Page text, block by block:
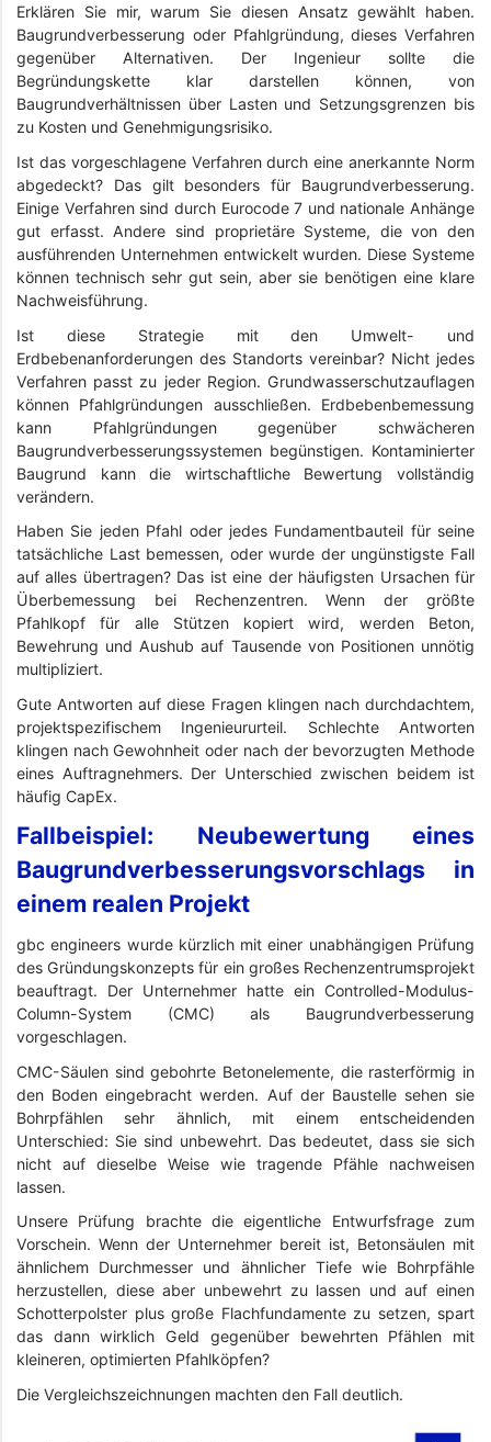
Erklären Sie mir, warum Sie diesen Ansatz gewählt haben.
Baugrundverbesserung oder Pfahlgründung, dieses Verfahren
gegenüber Alternativen. Der Ingenieur sollte die
Begründungskette klar darstellen können, von
Baugrundverhältnissen über Lasten und Setzungsgrenzen bis
zu Kosten und Genehmigungsrisiko.
Ist das vorgeschlagene Verfahren durch eine anerkannte Norm
abgedeckt? Das gilt besonders für Baugrundverbesserung.
Einige Verfahren sind durch Eurocode 7 und nationale Anhänge
gut erfasst. Andere sind proprietäre Systeme, die von den
ausführenden Unternehmen entwickelt wurden. Diese Systeme
können technisch sehr gut sein, aber sie benötigen eine klare
Nachweisführung.
Ist diese Strategie mit den Umwelt- und
Erdbebenanforderungen des Standorts vereinbar? Nicht jedes
Verfahren passt zu jeder Region. Grundwasserschutzauflagen
können Pfahlgründungen ausschließen. Erdbebenbemessung
kann Pfahlgründungen gegenüber schwächeren
Baugrundverbesserungssystemen begünstigen. Kontaminierter
Baugrund kann die wirtschaftliche Bewertung vollständig
verändern.
Haben Sie jeden Pfahl oder jedes Fundamentbauteil für seine
tatsächliche Last bemessen, oder wurde der ungünstigste Fall
auf alles übertragen? Das ist eine der häufigsten Ursachen für
Überbemessung bei Rechenzentren. Wenn der größte
Pfahlkopf für alle Stützen kopiert wird, werden Beton,
Bewehrung und Aushub auf Tausende von Positionen unnötig
multipliziert.
Gute Antworten auf diese Fragen klingen nach durchdachtem,
projektspezifischem Ingenieururteil. Schlechte Antworten
klingen nach Gewohnheit oder nach der bevorzugten Methode
eines Auftragnehmers. Der Unterschied zwischen beidem ist
häufig CapEx.
Fallbeispiel: Neubewertung eines
Baugrundverbesserungsvorschlags in
einem realen Projekt
gbc engineers wurde kürzlich mit einer unabhängigen Prüfung
des Gründungskonzepts für ein großes Rechenzentrumsprojekt
beauftragt. Der Unternehmer hatte ein Controlled-Modulus-
Column-System (CMC) als Baugrundverbesserung
vorgeschlagen.
CMC-Säulen sind gebohrte Betonelemente, die rasterförmig in
den Boden eingebracht werden. Auf der Baustelle sehen sie
Bohrpfählen sehr ähnlich, mit einem entscheidenden
Unterschied: Sie sind unbewehrt. Das bedeutet, dass sie sich
nicht auf dieselbe Weise wie tragende Pfähle nachweisen
lassen.
Unsere Prüfung brachte die eigentliche Entwurfsfrage zum
Vorschein. Wenn der Unternehmer bereit ist, Betonsäulen mit
ähnlichem Durchmesser und ähnlicher Tiefe wie Bohrpfähle
herzustellen, diese aber unbewehrt zu lassen und auf einen
Schotterpolster plus große Flachfundamente zu setzen, spart
das dann wirklich Geld gegenüber bewehrten Pfählen mit
kleineren, optimierten Pfahlköpfen?
Die Vergleichszeichnungen machten den Fall deutlich.